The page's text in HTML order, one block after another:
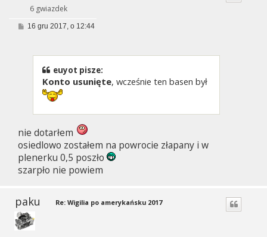
6 gwiazdek
P16 gru 2017, o 12:44
euyot pisze:
Konto usunięte, wcześnie ten basen był
nie dotarłem
osiedlowo zostałem na powrocie złapany i w
plenerku 0,5 poszło
szarpło nie powiem
paku Re: Wigilia po amerykańsku 2017